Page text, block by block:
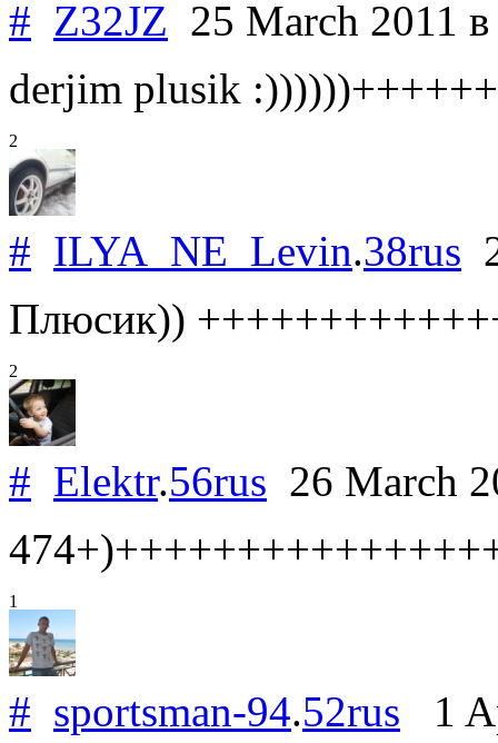
# Z32JZ 25 March 2011
derjim plusik
2
# ILYA_NE_Levin.38rus
Плюсик))
2
# Elektr.56rus 26 March
1
# sportsman-94.52rus 1